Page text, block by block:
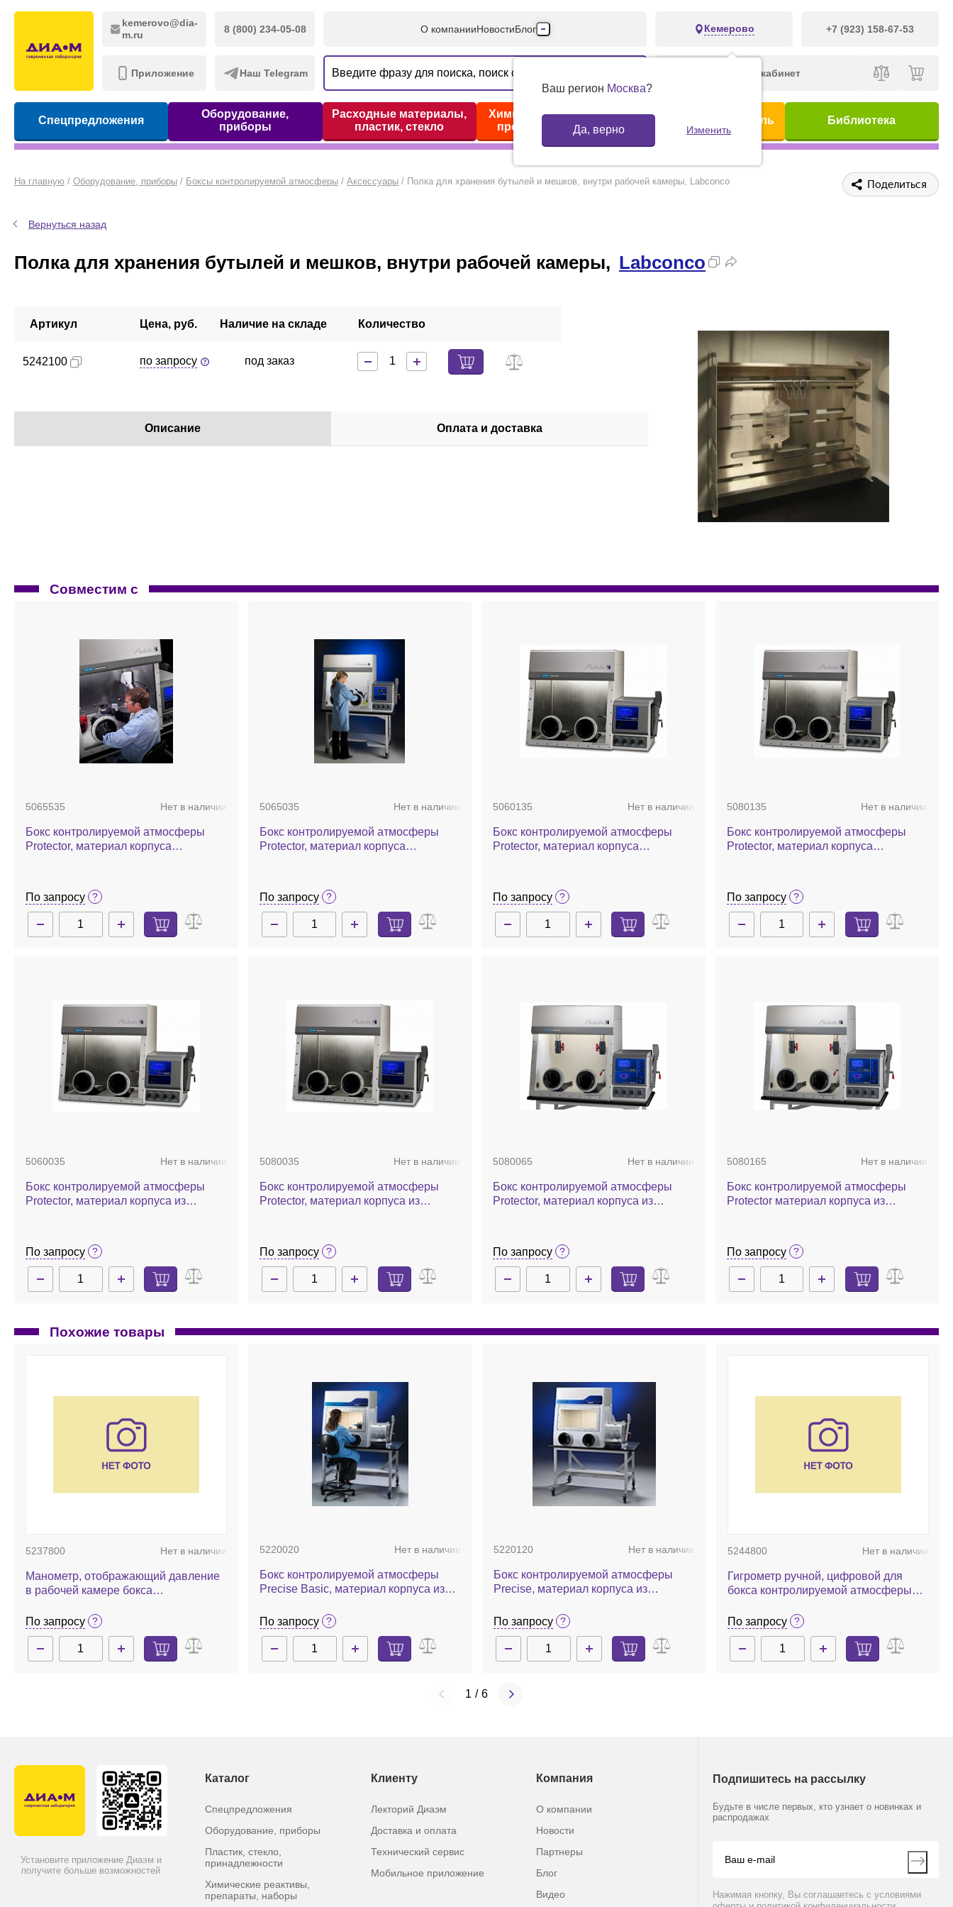
kemerovo@dia-
m.ru
8 (800) 234-05-08
Приложение Наш Telegram
О компанииНовостиБлог
Производители
Партнеры
Контакты
Кемерово +7 (923) 158-67-53
Ваш регион Москва?
Да, верно Изменить
Личный кабинет
Спецпредложения
Оборудование,
приборы
Расходные материалы,
пластик, стекло
Химические реактивы,
препараты, наборы
Предметный указатель Библиотека
На главную / Оборудование, приборы / Боксы контролируемой атмосферы / Аксессуары / Полка для хранения бутылей и мешков, внутри рабочей камеры, Labconco Поделиться
Вернуться назад
Полка для хранения бутылей и мешков, внутри рабочей камеры, Labconco
Артикул Цена, руб. Наличие на складе Количество
5242100 по запросу под заказ
Описание Оплата и доставка
Совместим с
5065535 Нет в наличии
Бокс контролируемой атмосферы
Protector, материал корпуса
По запросу
5065035 Нет в наличии
Бокс контролируемой атмосферы
Protector, материал корпуса
По запросу
5060135 Нет в наличии
Бокс контролируемой атмосферы
Protector, материал корпуса
По запросу
5080135 Нет в наличии
Бокс контролируемой атмосферы
Protector, материал корпуса
По запросу
5060035 Нет в наличии
Бокс контролируемой атмосферы
Protector, материал корпуса из
По запросу
5080035 Нет в наличии
Бокс контролируемой атмосферы
Protector, материал корпуса из
По запросу
5080065 Нет в наличии
Бокс контролируемой атмосферы
Protector, материал корпуса из
процессов заполнения газом/
вакуумирования
По запросу
5080165 Нет в наличии
Бокс контролируемой атмосферы
Protector материал корпуса из
контролем процессов заполнения
газом/вакуумирования
По запросу
Похожие товары
5237800 Нет в наличии
Манометр, отображающий давление
в рабочей камере бокса
Basic
По запросу
5220020 Нет в наличии
Бокс контролируемой атмосферы
Precise Basic, материал корпуса из
По запросу
5220120 Нет в наличии
Бокс контролируемой атмосферы
Precise, материал корпуса из
системой клапанов для откачки
атмосферы, впуска газа,
перепускными клапанами
По запросу
5244800 Нет в наличии
Гигрометр ручной, цифровой для
бокса контролируемой атмосферы
По запросу
1 / 6
Установите приложение Диаэм и
получите больше возможностей
Каталог
Спецпредложения
Оборудование, приборы
Пластик, стекло,
принадлежности
Химические реактивы,
препараты, наборы
Клиенту
Лекторий Диаэм
Доставка и оплата
Технический сервис
Мобильное приложение
Компания
О компании
Новости
Партнеры
Блог
Видео
Подпишитесь на рассылку
Будьте в числе первых, кто узнает о новинках и
распродажах
Нажимая кнопку, Вы соглашаетесь с условиями